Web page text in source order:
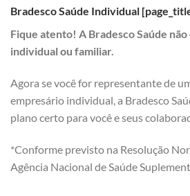
Bradesco Saúde Individual
Fique atento! A Bradesco Saúde
individual ou familiar.
Agora se você for representante de
empresário individual, a Bradesco
plano certo para você e seus
*Conforme previsto na Resolução
Agência Nacional de Saúde